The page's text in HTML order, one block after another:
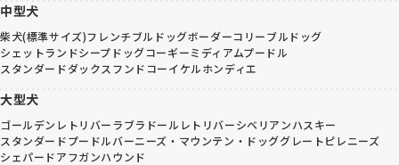
中型犬
柴犬(標準サイズ)フレンチブルドッグボーダーコリーブルドッグ
シェットランドシープドッグコーギーミディアムプードル
スタンダードダックスフンドコーイケルホンディエ
大型犬
ゴールデンレトリバー ラブラドールレトリバーシベリアンハスキー
スタンダードプードルバーニーズ・マウンテン・ドッググレートピレニーズ
シェパードアフガンハウンド